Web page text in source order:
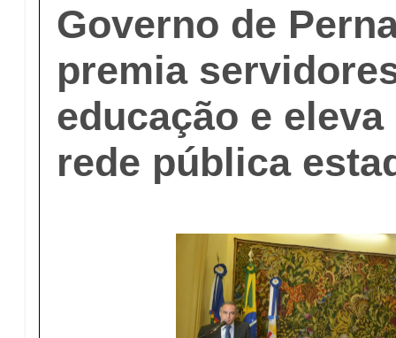
Governo de
premia
educação e
rede pública